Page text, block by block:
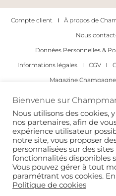
Compte client À propos de
Nous
Données Personnelles &
Informations légales
CGV
Magazine Champagne
Les occasions pour déguster du
Pour les
Copyright 2022 © tous droits
Bienvenue sur
Nous utilisons des cookies,
nos partenaires, afin de
expérience utilisateur
notre site, vous proposer
personnalisées sur des
fonctionnalités disponibles
Vous pouvez gérer à tout
paramétrant vos cookies.
Politique de cookies